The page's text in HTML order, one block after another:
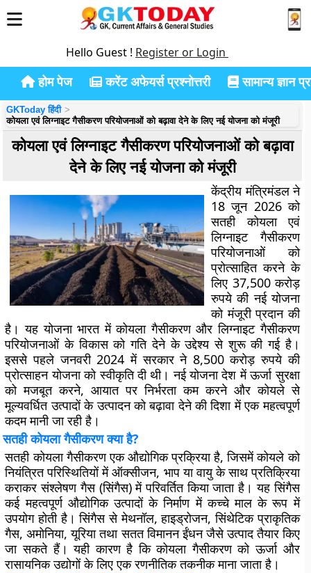
Hello Guest ! Register or Login
होम पेज करेंट अफेयर्स प्रश्नोत्तरी सामान्य ज्ञान
GKToday हिंदी
कोयला एवं लिग्नाइट गैसीकरण परियोजनाओं को बढ़ावा देने के लिए नई योजना को मंजूरी
कोयला एवं लिग्नाइट गैसीकरण परियोजनाओं को बढ़ावा
देने के लिए नई योजना को मंजूरी
केंद्रीय मंत्रिमंडल ने
18 जून 2026 को
सतही कोयला एवं
लिग्नाइट गैसीकरण
परियोजनाओं को
प्रोत्साहित करने के
लिए 37,500 करोड़
रुपये की नई योजना
को मंजूरी प्रदान की
है। यह योजना भारत में कोयला गैसीकरण और लिग्नाइट गैसीकरण
परियोजनाओं के विकास को गति देने के उद्देश्य से शुरू की गई है।
इससे पहले जनवरी 2024 में सरकार ने 8,500 करोड़ रुपये की
प्रोत्साहन योजना को स्वीकृति दी थी। नई योजना देश में ऊर्जा सुरक्षा
को मजबूत करने, आयात पर निर्भरता कम करने और कोयले से
मूल्यवर्धित उत्पादों के उत्पादन को बढ़ावा देने की दिशा में एक महत्वपूर्ण
कदम मानी जा रही है।
सतही कोयला गैसीकरण क्या है?
सतही कोयला गैसीकरण एक औद्योगिक प्रक्रिया है, जिसमें कोयले को
नियंत्रित परिस्थितियों में ऑक्सीजन, भाप या वायु के साथ प्रतिक्रिया
कराकर संश्लेषण गैस (सिंगैस) में परिवर्तित किया जाता है। यह सिंगैस
कई महत्वपूर्ण औद्योगिक उत्पादों के निर्माण में कच्चे माल के रूप में
उपयोग होती है। सिंगैस से मेथनॉल, हाइड्रोजन, सिंथेटिक प्राकृतिक
गैस, अमोनिया, यूरिया तथा सतत विमानन ईंधन जैसे उत्पाद तैयार किए
जा सकते हैं। यही कारण है कि कोयला गैसीकरण को ऊर्जा और
रासायनिक उद्योगों के लिए एक रणनीतिक तकनीक माना जाता है।